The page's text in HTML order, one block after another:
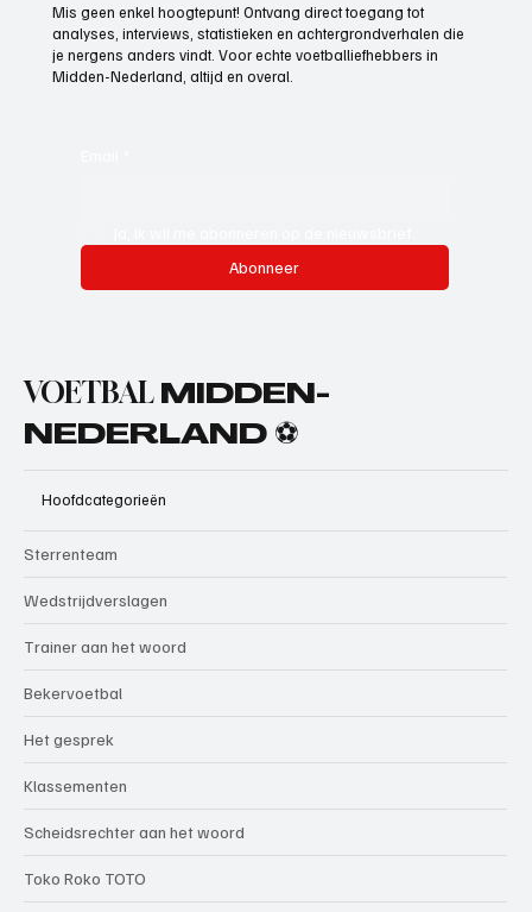
Mis geen enkel hoogtepunt! Ontvang direct toegang tot
analyses, interviews, statistieken en achtergrondverhalen die
je nergens anders vindt. Voor echte voetballiefhebbers in
Midden-Nederland, altijd en overal.
Abonneer
VOETBAL MIDDEN-
NEDERLAND ⚽
Hoofdcategorieën
Sterrenteam
Wedstrijdverslagen
Trainer aan het woord
Bekervoetbal
Het gesprek
Klassementen
Scheidsrechter aan het woord
Toko Roko TOTO